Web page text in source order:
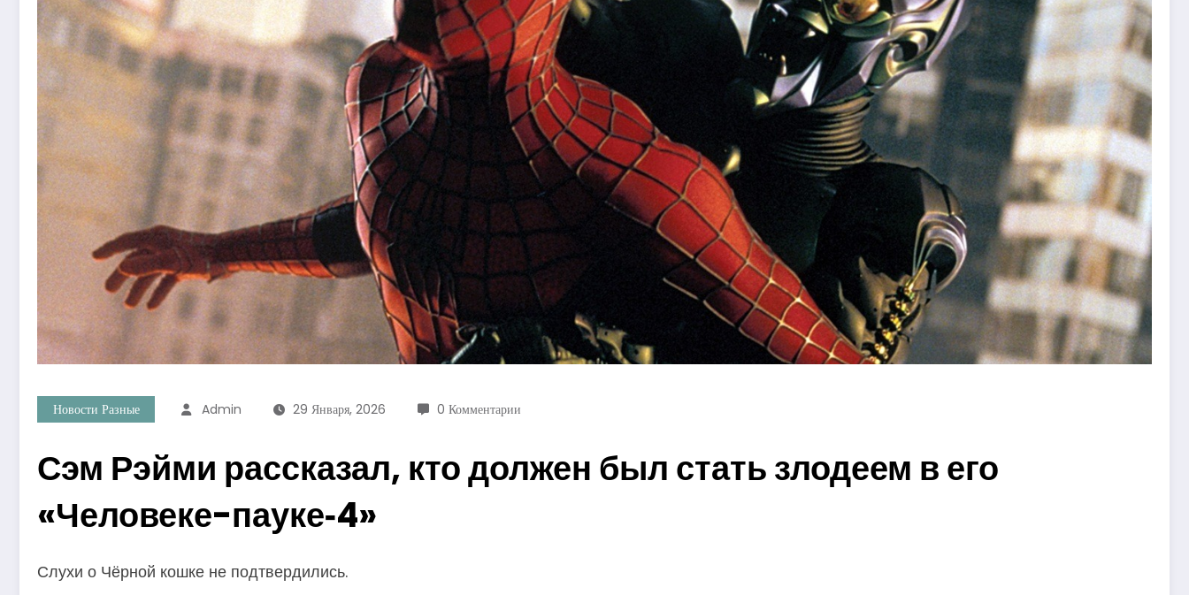
Новости Разные Admin 29 Января, 2026 0 Комментарии
Сэм Рэйми рассказал, кто должен был стать злодеем в его
«Человеке-пауке‑4»
Слухи о Чёрной кошке не подтвердились.